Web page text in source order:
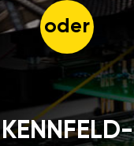
oder
KENNFELD-